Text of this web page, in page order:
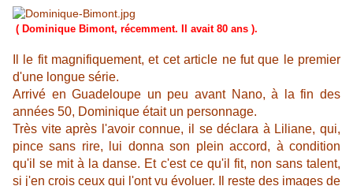
( Dominique Bimont, récemment. Il avait 80 ans ).
Il le fit magnifiquement, et cet article ne fut que le premier
d'une longue série.
Arrivé en Guadeloupe un peu avant Nano, à la fin des
années 50, Dominique était un personnage.
Très vite après l'avoir connue, il se déclara à Liliane, qui,
pince sans rire, lui donna son plein accord, à condition
qu'il se mit à la danse. Et c'est ce qu'il fit, non sans talent,
si j'en crois ceux qui l'ont vu évoluer. Il reste des images de